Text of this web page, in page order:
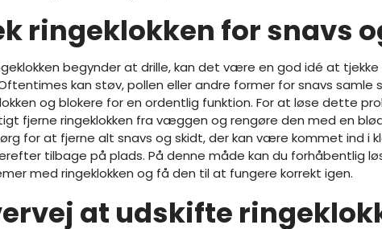
ringeklokken for snavs
begynder at drille, kan det være en god idé at
kan støv, pollen eller andre former for snavs samle
og blokere for en ordentlig funktion. For at løse dette
fjerne ringeklokken fra væggen og rengøre den med en
for at fjerne alt snavs og skidt, der kan være kommet ind i
tilbage på plads. På denne måde kan du forhåbentlig
med ringeklokken og få den til at fungere korrekt igen.
at udskifte